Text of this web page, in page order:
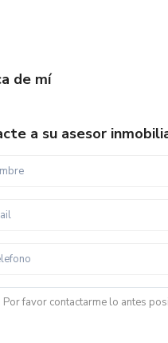
de mí
a su asesor